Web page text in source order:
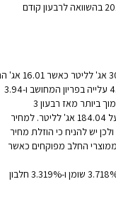
להלן טבלה המרכזת את תחשיב מחיר המטרה לרבעון 1 2016 בהשוואה לרבעון קודם
מרבעון 1 2015 ירדו המחירים (בניכוי היטל המועצה) ב-30.40 אג'
בשל ירידת מחירי המזון, 3.55 בשל עליית מחירי הבשר, 4.86 עלייה בפריון המחושב ו-3.94
הפרש במרכיב הזמני. מחיר המטרה ברבעון 1 2016 הוא הנמוך ביותר מאז רבעון 3
(יולי-ספטמבר) 2010 אז עמד המחיר בניכוי היטל המועצה על 184.04 אג' לליטר. למחיר
יש להניח כי הוזלת מחיר
החלב מפוקחים כאשר
מחיר המטרה מתייחס לחלב גולמי עם תכולות מוצקים של 3.718% שומן ו-3.319% חלבון